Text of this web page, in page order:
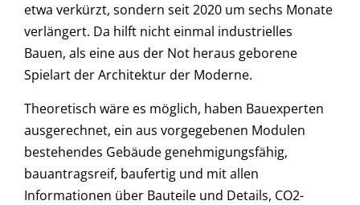
etwa verkürzt, sondern seit 2020 um sechs Monate
verlängert. Da hilft nicht einmal industrielles
Bauen, als eine aus der Not heraus geborene
Spielart der Architektur der Moderne.
Theoretisch wäre es möglich, haben Bauexperten
ausgerechnet, ein aus vorgegebenen Modulen
bestehendes Gebäude genehmigungsfähig,
bauantragsreif, baufertig und mit allen
Informationen über Bauteile und Details, CO2-